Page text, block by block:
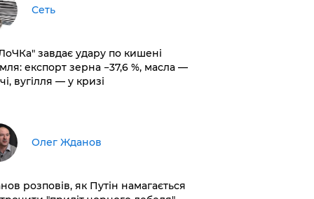
Сеть
завдає удару по кишені
експорт зерна −37,6 %, масла —
вугілля — у кризі
Олег Жданов
розповів, як Путін намагається